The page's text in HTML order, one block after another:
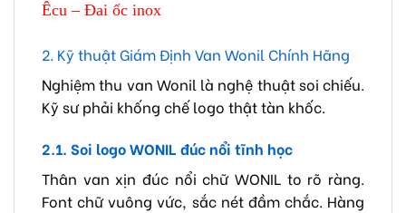
Êcu – Đai ốc inox
2. Kỹ thuật Giám Định Van Wonil Chính Hãng
Nghiệm thu van Wonil là nghệ thuật soi chiếu.
Kỹ sư phải khống chế logo thật tàn khốc.
2.1. Soi logo WONIL đúc nổi tĩnh học
Thân van xịn đúc nổi chữ WONIL to rõ ràng.
Font chữ vuông vức, sắc nét đầm chắc. Hàng